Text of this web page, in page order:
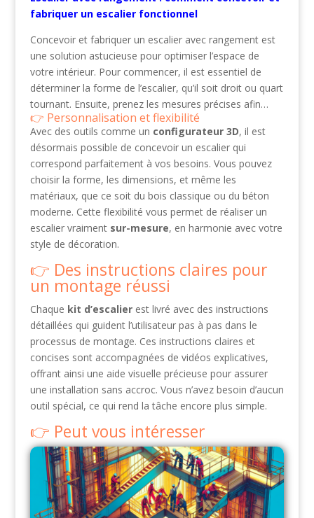
fabriquer un escalier fonctionnel
Concevoir et fabriquer un escalier avec rangement est
une solution astucieuse pour optimiser l’espace de
votre intérieur. Pour commencer, il est essentiel de
déterminer la forme de l’escalier, qu’il soit droit ou quart
tournant. Ensuite, prenez les mesures précises afin…
Personnalisation et flexibilité
Avec des outils comme un configurateur 3D, il est
désormais possible de concevoir un escalier qui
correspond parfaitement à vos besoins. Vous pouvez
choisir la forme, les dimensions, et même les
matériaux, que ce soit du bois classique ou du béton
moderne. Cette flexibilité vous permet de réaliser un
escalier vraiment sur-mesure, en harmonie avec votre
style de décoration.
Des instructions claires pour
un montage réussi
Chaque kit d’escalierest livré avec des instructions
détaillées qui guident l’utilisateur pas à pas dans le
processus de montage. Ces instructions claires et
concises sont accompagnées de vidéos explicatives,
offrant ainsi une aide visuelle précieuse pour assurer
une installation sans accroc. Vous n’avez besoin d’aucun
outil spécial, ce qui rend la tâche encore plus simple.
Peut vous intéresser